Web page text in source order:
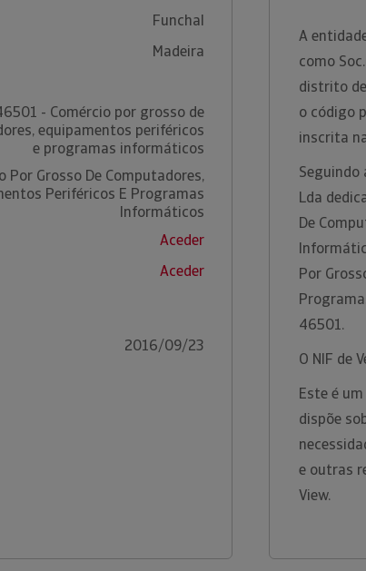
Funchal
Madeira
- Comércio por grosso de
equipamentos periféricos
e programas informáticos
Por Grosso De Computadores,
Periféricos E Programas
Informáticos
Aceder
Aceder
2016/09/23
A
como
distrito
o código
inscrita
Seguindo
Lda
De
Por
46501.
O NIF de
Este é
dispõe
e outras
View.